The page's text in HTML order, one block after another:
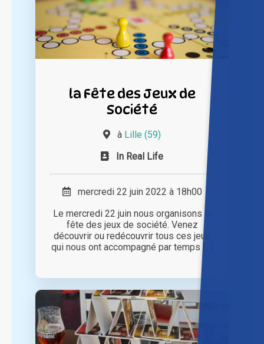
la Fête des Jeux de
Société
à Lille (59)
In Real Life
mercredi 22 juin 2022 à 18h00
Le mercredi 22 juin nous organisons la
fête des jeux de société. Venez
découvrir ou redécouvrir tous ces jeux
qui nous ont accompagné par temps [...]